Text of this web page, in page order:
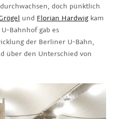
doch pünktlich
und Florian Hardwig kam
Bahnhof gab es
der Berliner U-Bahn,
über den Unterschied von